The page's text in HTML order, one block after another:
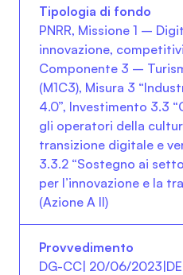
PNRR, Missione 1 –
innovazione,
Componente 3 –
(M1C3), Misura 3
4.0”, Investimento 3.3
gli operatori della
transizione digitale e
3.3.2 “Sostegno ai
per l’innovazione e la
(Azione A II)
DG-CC| 20/06/